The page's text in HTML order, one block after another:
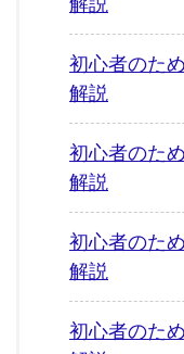
初心者のた
解説
初心者のた
解説
初心者のた
解説
初心者のた